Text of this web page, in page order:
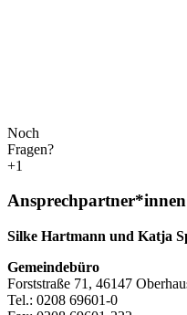
Noch
Fragen?
+1
Ansprechpartner*innen
Silke Hartmann und Katja
Gemeindebüro
Forststraße 71, 46147
Tel.: 0208 69601-0